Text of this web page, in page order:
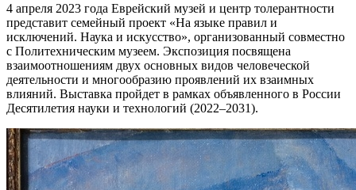
4 апреля 2023 года Еврейский музей и центр толерантности
представит семейный проект «На языке правил и
исключений. Наука и искусство», организованный совместно
с Политехническим музеем. Экспозиция посвящена
взаимоотношениям двух основных видов человеческой
деятельности и многообразию проявлений их взаимных
влияний. Выставка пройдет в рамках объявленного в России
Десятилетия науки и технологий (2022–2031).